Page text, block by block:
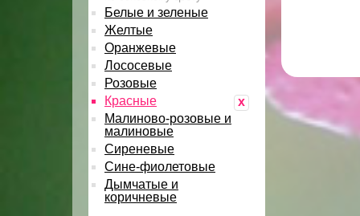
Белые и зеленые
Желтые
Оранжевые
Лососевые
Розовые
x
Красные
Малиново-розовые и
малиновые
Сиреневые
Сине-фиолетовые
Дымчатые и
коричневые